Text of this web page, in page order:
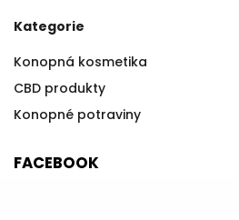
Kategorie
Konopná kosmetika
CBD produkty
Konopné potraviny
FACEBOOK